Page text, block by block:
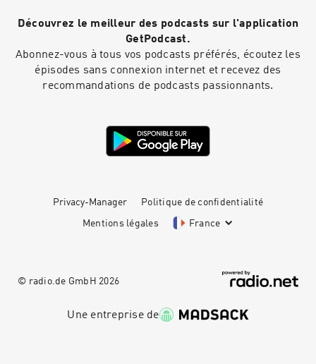
Découvrez le meilleur des podcasts sur l'application
GetPodcast.
Abonnez-vous à tous vos podcasts préférés, écoutez les
épisodes sans connexion internet et recevez des
recommandations de podcasts passionnants.
Privacy-Manager Politique de confidentialité
Mentions légales France
© radio.de GmbH 2026
Une entreprise de